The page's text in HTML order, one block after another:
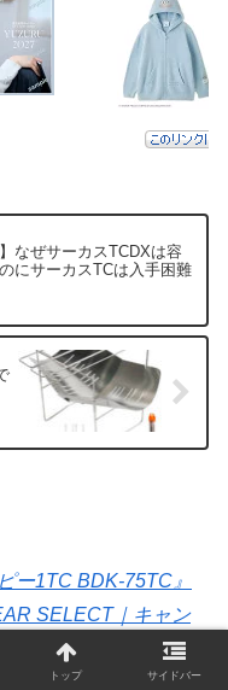
なぜサーカスTCDXは容
にサーカスTCは入手困難
ー1TC BDK-75TC』
SELECT｜キャン
SNSを見るならキャ
トップ サイドバー